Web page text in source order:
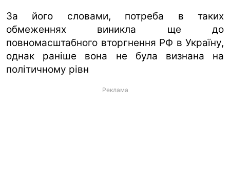
ua ru en
За його словами, потреба в таких
обмеженнях виникла ще до
повномасштабного вторгнення РФ в Україну,
однак раніше вона не була визнана на
політичному рівн
Реклама